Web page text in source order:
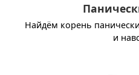
Найдём корень
и